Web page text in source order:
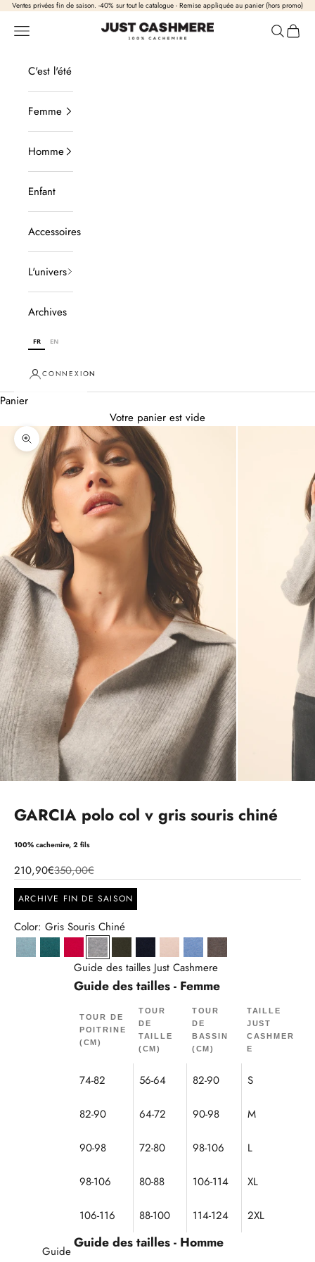
Passer au contenu
Ventes privées fin de saison. -40% sur tout le catalogue - Remise appliquée au panier (hors promo)
Just Cashmere
Ouvrir la navigation Ouvrir la
Voir
C'est l'été
Femme
Homme
Enfant
Accessoires
L'univers
Archives
FR EN
CONNEXION
Panier
Votre panier est vide
Zoomer sur l'image
GARCIA polo col v gris souris chiné
100% cachemire, 2 fils
210,90€350,00€
ARCHIVE FIN DE SAISON
Color: Gris Souris Chiné
Aqua Chiné
Canard Chiné
FuchsiaGris Souris Chiné
Kaki NavySableSky Taupe Chiné
Guide
Guide des tailles Just Cashmere
Guide des tailles - Femme
TOUR DE
POITRINE
(CM)
TOUR
DE
TAILLE
(CM)
TOUR
DE
BASSIN
(CM)
TAILLE
JUST
CASHMER
E
74-82 56-64 82-90 S
82-90 64-72 90-98 M
90-98 72-80 98-106 L
98-106 80-88 106-114 XL
106-116 88-100 114-124 2XL
Guide des tailles - Homme